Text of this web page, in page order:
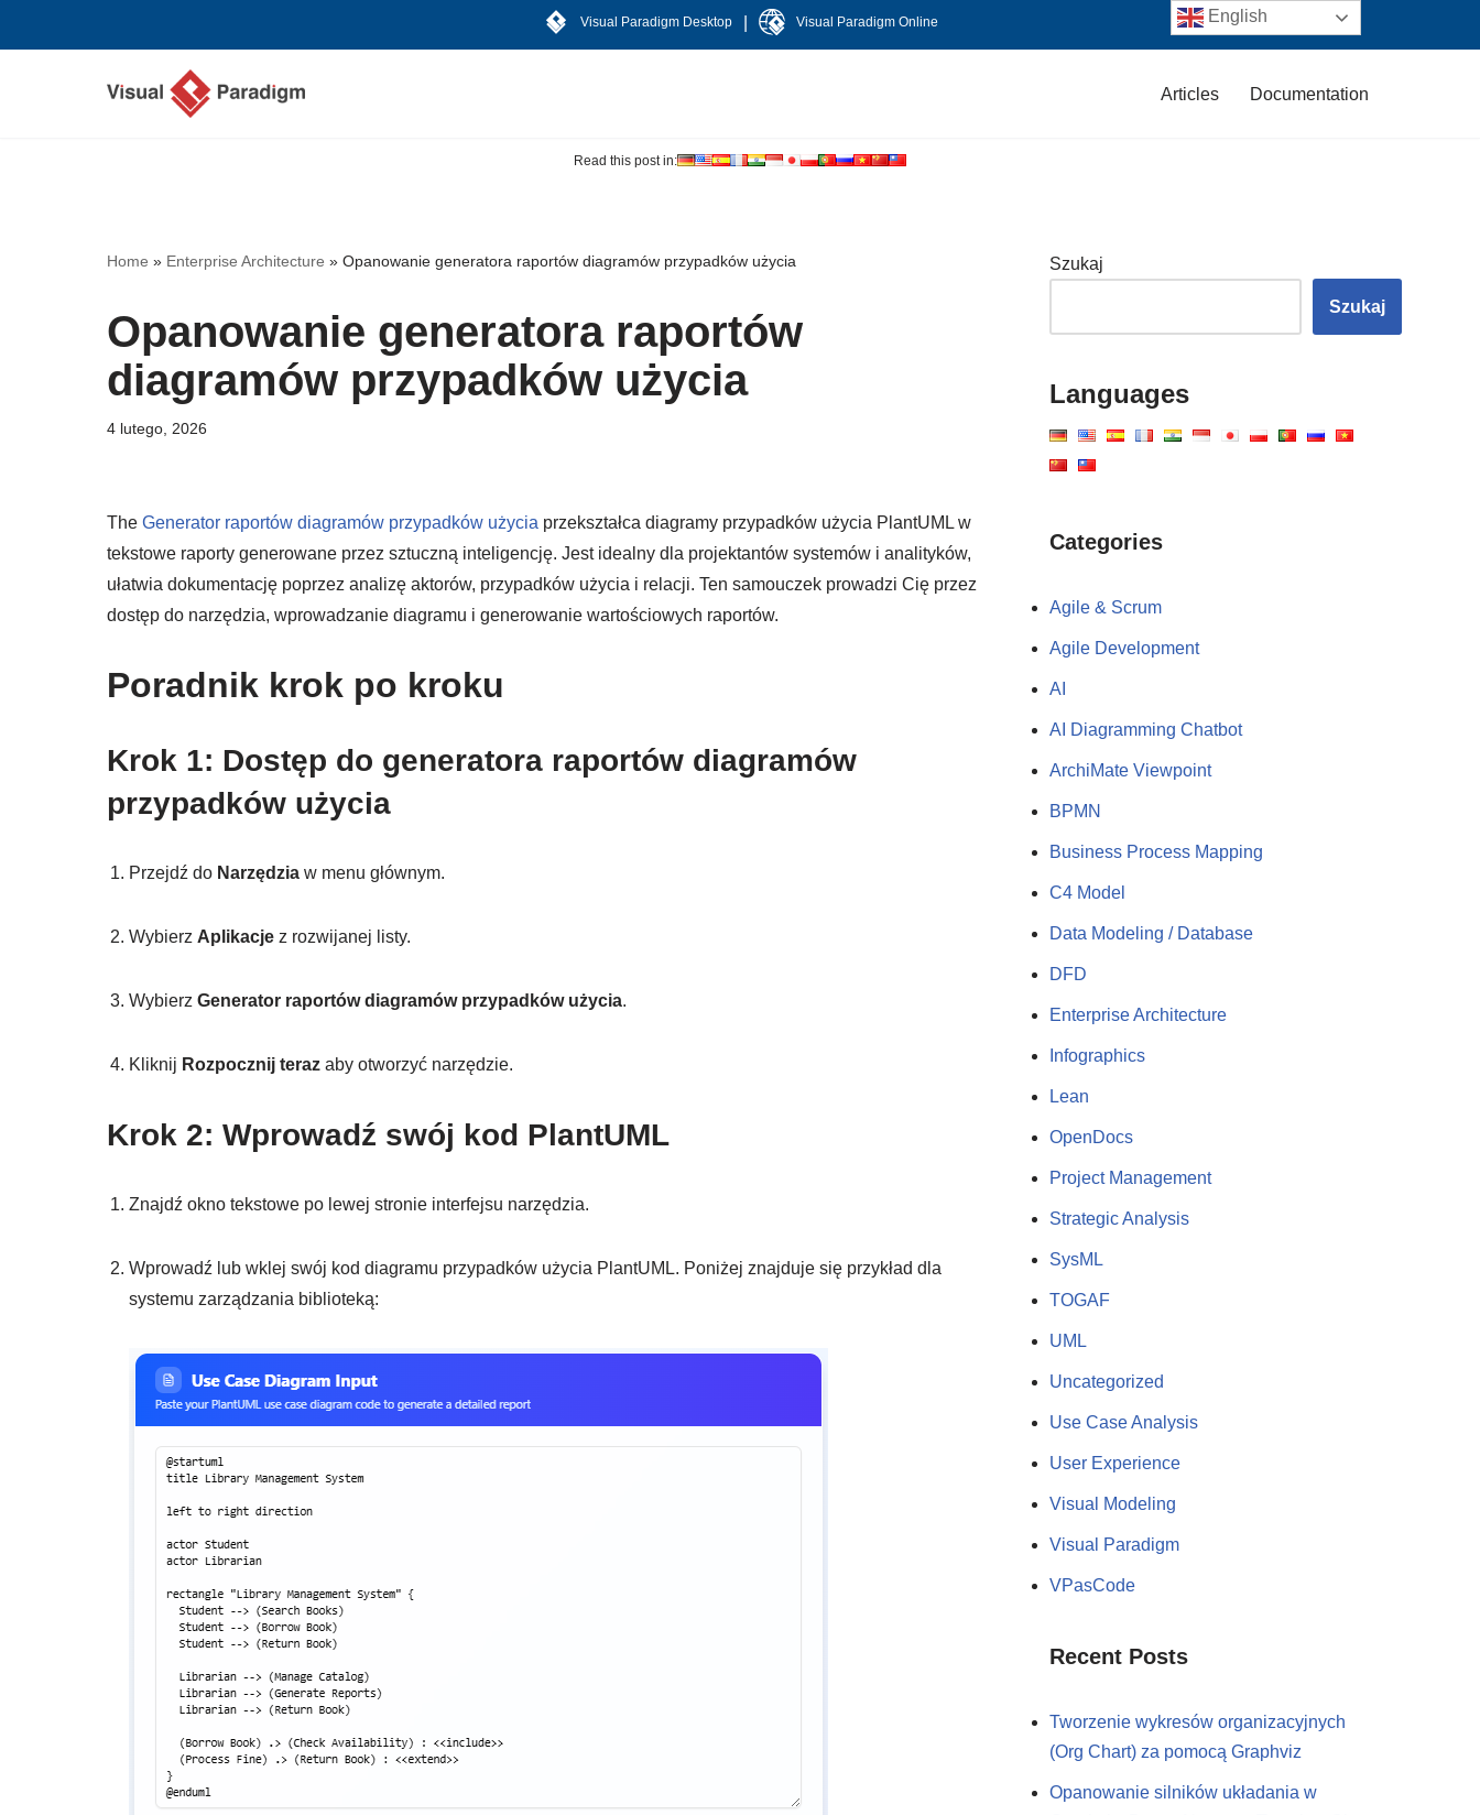
Visual Paradigm Desktop Visual Paradigm Online
Articles Documentation
Read this post in:
Home » Enterprise Architecture » Opanowanie generatora raportów diagramów przypadków użycia
Opanowanie generatora raportów
diagramów przypadków użycia
4 lutego, 2026
The Generator raportów diagramów przypadków użycia przekształca diagramy przypadków użycia PlantUML w
tekstowe raporty generowane przez sztuczną inteligencję. Jest idealny dla projektantów systemów i analityków,
ułatwia dokumentację poprzez analizę aktorów, przypadków użycia i relacji. Ten samouczek prowadzi Cię przez
dostęp do narzędzia, wprowadzanie diagramu i generowanie wartościowych raportów.
Poradnik krok po kroku
Krok 1: Dostęp do generatora raportów diagramów
przypadków użycia
Przejdź do Narzędzia w menu głównym.
Wybierz Aplikacje z rozwijanej listy.
Wybierz Generator raportów diagramów przypadków użycia.
Kliknij Rozpocznij teraz aby otworzyć narzędzie.
Krok 2: Wprowadź swój kod PlantUML
Znajdź okno tekstowe po lewej stronie interfejsu narzędzia.
Wprowadź lub wklej swój kod diagramu przypadków użycia PlantUML. Poniżej znajduje się przykład dla
systemu zarządzania biblioteką:
Szukaj
Szukaj
Languages
Categories
Agile & Scrum
Agile Development
AI
AI Diagramming Chatbot
ArchiMate Viewpoint
BPMN
Business Process Mapping
C4 Model
Data Modeling / Database
DFD
Enterprise Architecture
Infographics
Lean
OpenDocs
Project Management
Strategic Analysis
SysML
TOGAF
UML
Uncategorized
Use Case Analysis
User Experience
Visual Modeling
Visual Paradigm
VPasCode
Recent Posts
Tworzenie wykresów organizacyjnych
(Org Chart) za pomocą Graphviz
Opanowanie silników układania w
English